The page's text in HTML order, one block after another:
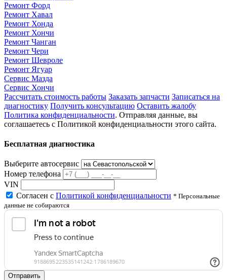
Ремонт Форд
Ремонт Хавал
Ремонт Хонда
Ремонт Хончи
Ремонт Чанган
Ремонт Чери
Ремонт Шевроле
Ремонт Ягуар
Сервис Мазда
Сервис Хончи
Рассчитать стоимость работы Заказать запчасти Записаться на
диагностику Получить консультацию Оставить жалобу
Политика конфиденциальности. Отправляя данные, вы
соглашаетесь с Политикой конфиденциальности этого сайта.
Бесплатная диагностика
Выберите автосервис
Номер телефона
VIN
Согласен с Политикой конфиденциальности * Персональные
данные не собираются
Отправить